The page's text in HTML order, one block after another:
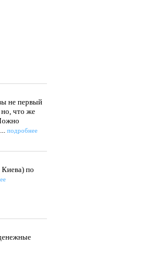
не первый
но, что же
подробнее
Киева) по